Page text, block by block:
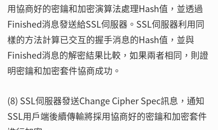
用協商好的密鑰和加密演算法處理Hash值，並透過
Finished消息發送給SSL伺服器。SSL伺服器利用同
樣的方法計算已交互的握手消息的Hash值，並與
Finished消息的解密結果比較，如果兩者相同，則證
明密鑰和加密套件協商成功。
(8) SSL伺服器發送Change Cipher Spec訊息，通知
SSL用戶端後續傳輸將採用協商好的密鑰和加密套件